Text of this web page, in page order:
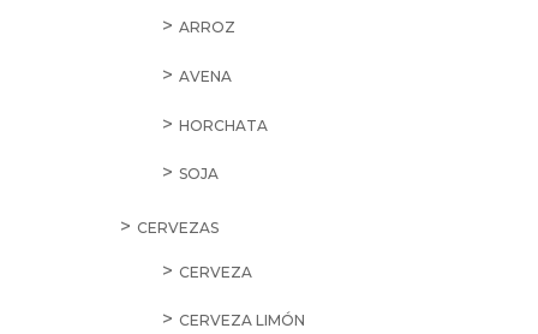
ARROZ
AVENA
HORCHATA
SOJA
CERVEZAS
CERVEZA
CERVEZA LIMÓN